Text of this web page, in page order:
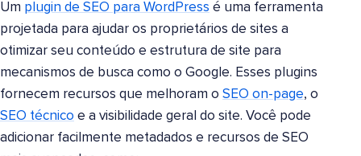
Um plugin de SEO para WordPress é uma ferramenta
projetada para ajudar os proprietários de sites a
otimizar seu conteúdo e estrutura de site para
mecanismos de busca como o Google. Esses plugins
fornecem recursos que melhoram o SEO on-page, o
SEO técnico e a visibilidade geral do site. Você pode
adicionar facilmente metadados e recursos de SEO